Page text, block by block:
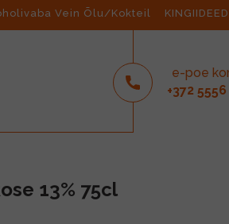
Vein Õlu/Kokteil KINGIIDEED
e-poe
+372 5556
13% 75cl